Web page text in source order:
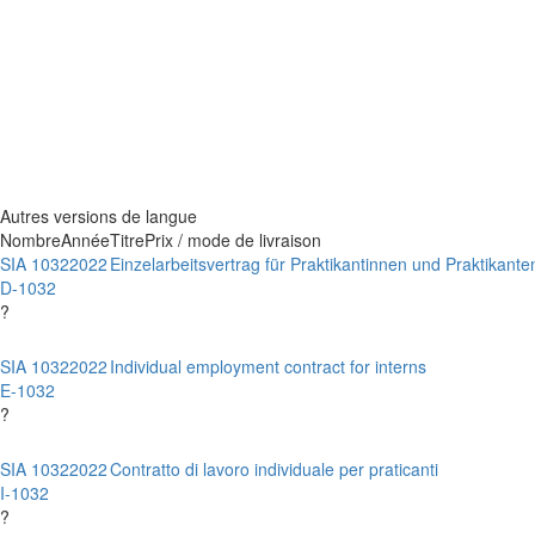
Autres versions de langue
NombreAnnéeTitrePrix / mode de livraison
SIA 1032
D-1032
?
2022 Einzelarbeitsvertrag für Praktikantinnen und
SIA 1032
E-1032
?
2022 Individual employment contract for interns
SIA 1032
I-1032
?
2022Contratto di lavoro individuale per praticanti